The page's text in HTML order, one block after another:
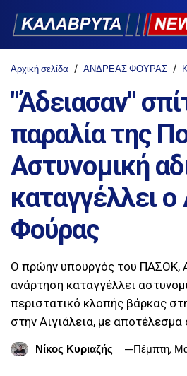
Αρχική σελίδα ΑΝΔΡΕΑΣ ΦΟΥΡΑΣ
"Άδειασαν"
παραλία της
Αστυνομική
καταγγέλλει
Φούρας
Ο πρώην υπουργός του ΠΑΣΟΚ,
ανάρτηση καταγγέλλει
περιστατικό κλοπής βάρκας
στην Αιγιάλεια, με αποτέλεσμα
Νίκος Κυριαζής
Πέμπτη,